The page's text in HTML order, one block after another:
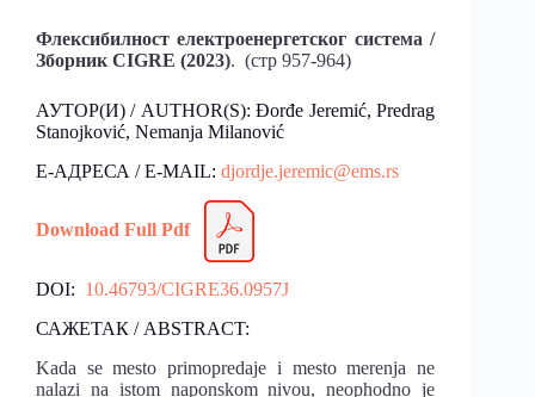
Флексибилност електроенергетског система /
Зборник CIGRE (2023). (стр 957-964)
АУТОР(И) / AUTHOR(S): Đorđe Jeremić, Predrag
Stanojković, Nemanja Milanović
Е-АДРЕСА / E-MAIL: djordje.jeremic@ems.rs
Download Full Pdf
DOI: 10.46793/CIGRE36.0957J
САЖЕТАК / ABSTRACT:
Kada se mesto primopredaje i mesto merenja ne
nalazi na istom naponskom nivou, neophodno je